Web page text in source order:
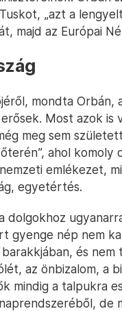
„azt a
majd az Európai
mondta Orbán,
Most azok is
meg sem
ahol komoly
emlékezet,
egyetértés.
dolgokhoz
gyenge nép nem
és
az önbizalom, a
mindig a talpukra
de